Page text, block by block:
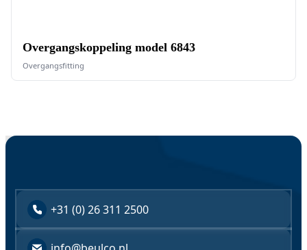
Overgangskoppeling model 6843
Overgangsfitting
+31 (0) 26 311 2500